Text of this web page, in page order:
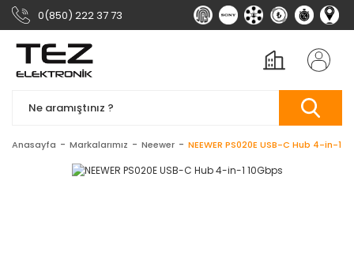
0(850) 222 37 73
Anasayfa Markalarımız Neewer NEEWER PS020E USB-C Hub 4-in-1